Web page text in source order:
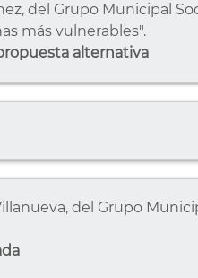
del Grupo Municipal
más vulnerables".
alternativa
del Grupo